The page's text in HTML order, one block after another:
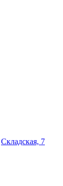
Складская, 7